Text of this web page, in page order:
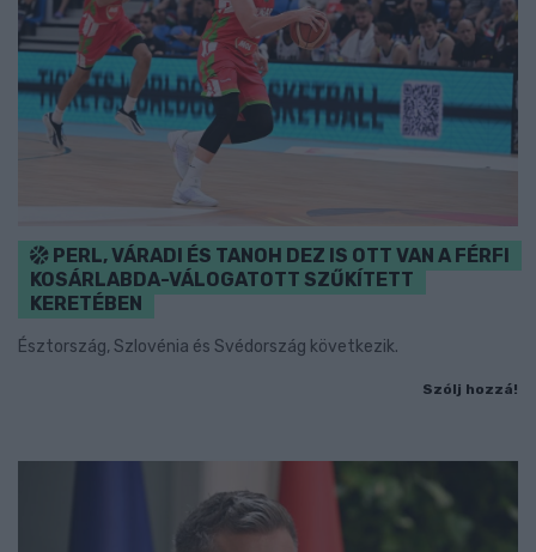
PERL, VÁRADI ÉS TANOH DEZ IS OTT VAN A FÉRFI
KOSÁRLABDA-VÁLOGATOTT SZŰKÍTETT
KERETÉBEN
Észtország, Szlovénia és Svédország következik.
Szólj hozzá!